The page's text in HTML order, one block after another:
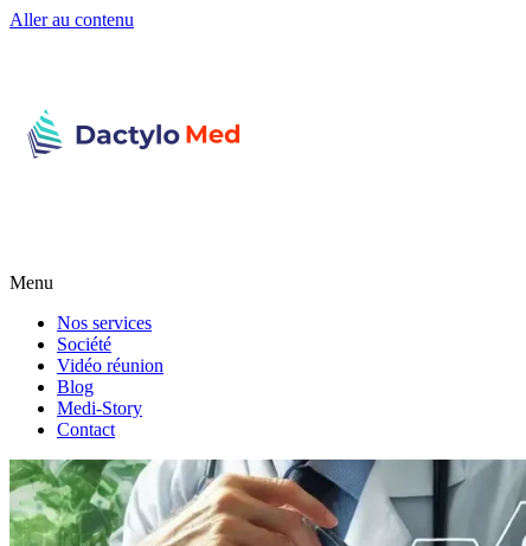
Aller au contenu
Menu
Nos services
Société
Vidéo réunion
Blog
Medi-Story
Contact